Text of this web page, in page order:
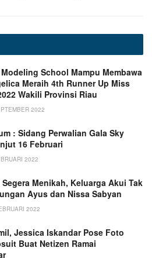
School Mampu Membawa
Meraih 4th Runner Up Miss
Wakili Provinsi Riau
2022
: Sidang Perwalian Gala Sky
16 Februari
2022
Menikah, Keluarga Akui Tak
Ayus dan Nissa Sabyan
2022
Jessica Iskandar Pose Foto
Buat Netizen Ramai